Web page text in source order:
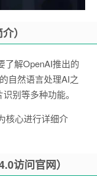
）
了解OpenAI推出的
自然语言处理AI之
别等多种功能。
核心进行详细介
访问官网）